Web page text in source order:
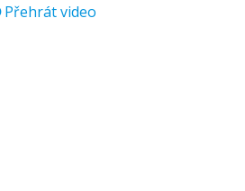
Přehrát video